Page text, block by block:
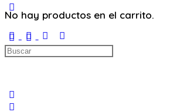
options
Iniciar sesión
No hay productos en el carrito.
Buscar: